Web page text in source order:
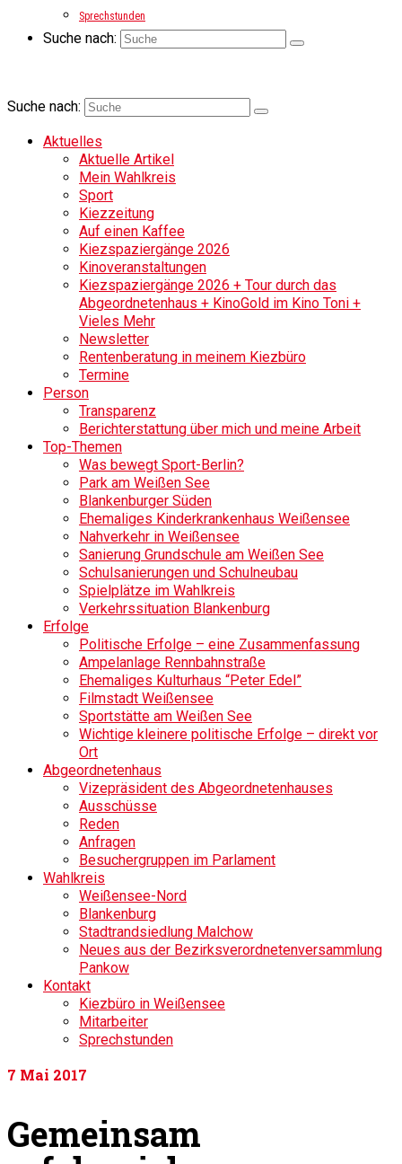
Sprechstunden
Suche nach:
Suche nach:
Aktuelles
Aktuelle Artikel
Mein Wahlkreis
Sport
Kiezzeitung
Auf einen Kaffee
Kiezspaziergänge 2026
Kinoveranstaltungen
Kiezspaziergänge 2026 + Tour durch das
Abgeordnetenhaus + KinoGold im Kino Toni +
Vieles Mehr
Newsletter
Rentenberatung in meinem Kiezbüro
Termine
Person
Transparenz
Berichterstattung über mich und meine Arbeit
Top-Themen
Was bewegt Sport-Berlin?
Park am Weißen See
Blankenburger Süden
Ehemaliges Kinderkrankenhaus Weißensee
Nahverkehr in Weißensee
Sanierung Grundschule am Weißen See
Schulsanierungen und Schulneubau
Spielplätze im Wahlkreis
Verkehrssituation Blankenburg
Erfolge
Politische Erfolge – eine Zusammenfassung
Ampelanlage Rennbahnstraße
Ehemaliges Kulturhaus “Peter Edel”
Filmstadt Weißensee
Sportstätte am Weißen See
Wichtige kleinere politische Erfolge – direkt vor
Ort
Abgeordnetenhaus
Vizepräsident des Abgeordnetenhauses
Ausschüsse
Reden
Anfragen
Besuchergruppen im Parlament
Wahlkreis
Weißensee-Nord
Blankenburg
Stadtrandsiedlung Malchow
Neues aus der Bezirksverordnetenversammlung
Pankow
Kontakt
Kiezbüro in Weißensee
Mitarbeiter
Sprechstunden
7 Mai 2017
Gemeinsam